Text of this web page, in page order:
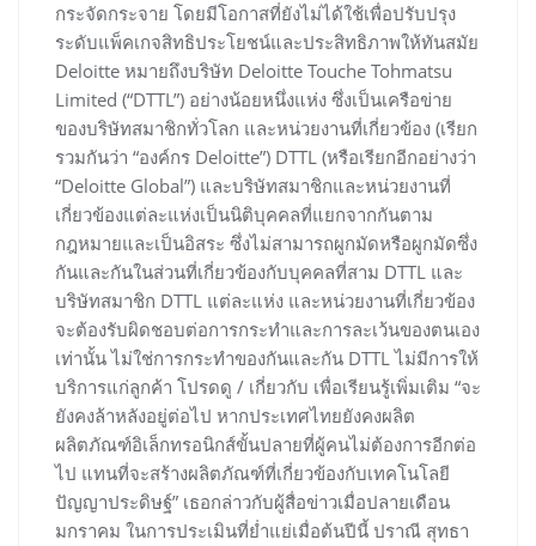
กระจัดกระจาย โดยมีโอกาสที่ยังไม่ได้ใช้เพื่อปรับปรุง
ระดับแพ็คเกจสิทธิประโยชน์และประสิทธิภาพให้ทันสมัย
Deloitte หมายถึงบริษัท Deloitte Touche Tohmatsu
Limited (“DTTL”) อย่างน้อยหนึ่งแห่ง ซึ่งเป็นเครือข่าย
ของบริษัทสมาชิกทั่วโลก และหน่วยงานที่เกี่ยวข้อง (เรียก
รวมกันว่า “องค์กร Deloitte”) DTTL (หรือเรียกอีกอย่างว่า
“Deloitte Global”) และบริษัทสมาชิกและหน่วยงานที่
เกี่ยวข้องแต่ละแห่งเป็นนิติบุคคลที่แยกจากกันตาม
กฎหมายและเป็นอิสระ ซึ่งไม่สามารถผูกมัดหรือผูกมัดซึ่ง
กันและกันในส่วนที่เกี่ยวข้องกับบุคคลที่สาม DTTL และ
บริษัทสมาชิก DTTL แต่ละแห่ง และหน่วยงานที่เกี่ยวข้อง
จะต้องรับผิดชอบต่อการกระทำและการละเว้นของตนเอง
เท่านั้น ไม่ใช่การกระทำของกันและกัน DTTL ไม่มีการให้
บริการแก่ลูกค้า โปรดดู / เกี่ยวกับ เพื่อเรียนรู้เพิ่มเติม “จะ
ยังคงล้าหลังอยู่ต่อไป หากประเทศไทยยังคงผลิต
ผลิตภัณฑ์อิเล็กทรอนิกส์ขั้นปลายที่ผู้คนไม่ต้องการอีกต่อ
ไป แทนที่จะสร้างผลิตภัณฑ์ที่เกี่ยวข้องกับเทคโนโลยี
ปัญญาประดิษฐ์” เธอกล่าวกับผู้สื่อข่าวเมื่อปลายเดือน
มกราคม ในการประเมินที่ย่ำแย่เมื่อต้นปีนี้ ปราณี สุทธา